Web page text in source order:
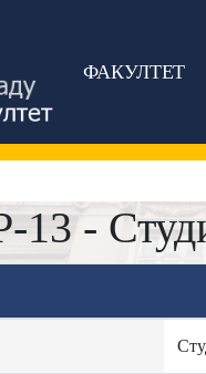
ФАКУЛТЕТ
-